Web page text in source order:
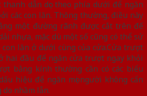
dẫn dọc theo phía dưới để ngăn
các con lăn. Thông thường, điều này
một đường rãnh được cắt trên đế
nhựa, mặc dù một số cũng có thể sử
lăn ở dưới cùng của cửa.Cửa trượt
hai đầu để ngăn cửa trượt ngay khỏi
bằng kính thường cần có các biểu
hiệu để ngăn mọi người không cẩn
nhầm lẫn.